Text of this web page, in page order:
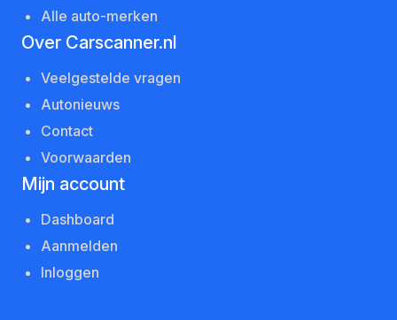
Alle auto-merken
Over Carscanner.nl
Veelgestelde vragen
Autonieuws
Contact
Voorwaarden
Mijn account
Dashboard
Aanmelden
Inloggen